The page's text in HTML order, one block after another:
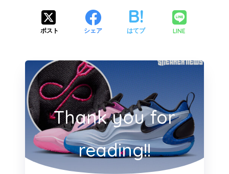
ポスト シェア はてブ LINE
Thank you for
reading!!